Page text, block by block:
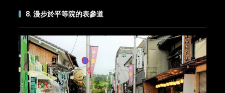
8. 漫步於平等院的表參道